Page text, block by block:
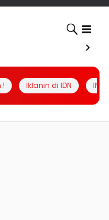
! Iklanin di IDN